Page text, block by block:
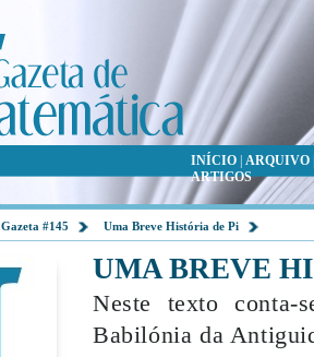
INÍCIO ARQUIVO
ARTIGOS
Gazeta #145 Uma Breve História de Pi
UMA BREVE
Neste texto
Babilónia da